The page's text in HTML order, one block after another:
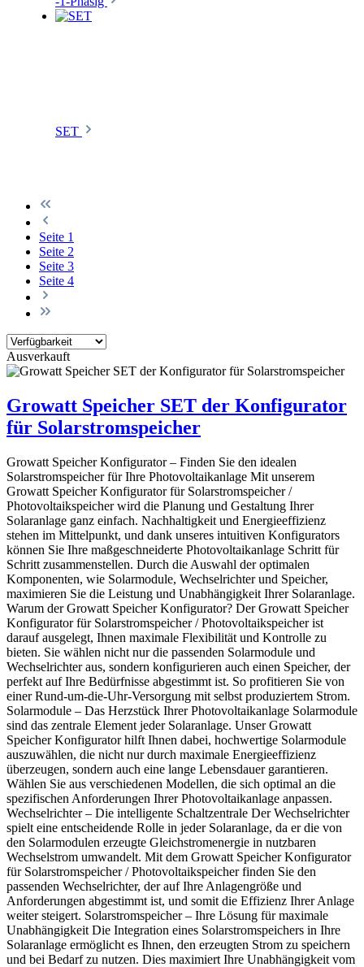
SET
Seite 1
Seite 2
Seite 3
Seite 4
Ausverkauft
Growatt Speicher SET der Konfigurator
für Solarstromspeicher
Growatt Speicher Konfigurator – Finden Sie den idealen
Solarstromspeicher für Ihre Photovoltaikanlage Mit unserem
Growatt Speicher Konfigurator für Solarstromspeicher /
Photovoltaikspeicher wird die Planung und Gestaltung Ihrer
Solaranlage ganz einfach. Nachhaltigkeit und Energieeffizienz
stehen im Mittelpunkt, und dank unseres intuitiven Konfigurators
können Sie Ihre maßgeschneiderte Photovoltaikanlage Schritt für
Schritt zusammenstellen. Durch die Auswahl der optimalen
Komponenten, wie Solarmodule, Wechselrichter und Speicher,
maximieren Sie die Leistung und Unabhängigkeit Ihrer Solaranlage.
Warum der Growatt Speicher Konfigurator? Der Growatt Speicher
Konfigurator für Solarstromspeicher / Photovoltaikspeicher ist
darauf ausgelegt, Ihnen maximale Flexibilität und Kontrolle zu
bieten. Sie wählen nicht nur die passenden Solarmodule und
Wechselrichter aus, sondern konfigurieren auch einen Speicher, der
perfekt auf Ihre Bedürfnisse abgestimmt ist. So profitieren Sie von
einer Rund-um-die-Uhr-Versorgung mit selbst produziertem Strom.
Solarmodule – Das Herzstück Ihrer Photovoltaikanlage Solarmodule
sind das zentrale Element jeder Solaranlage. Unser Growatt
Speicher Konfigurator hilft Ihnen dabei, hochwertige Solarmodule
auszuwählen, die nicht nur durch maximale Energieeffizienz
überzeugen, sondern auch eine lange Lebensdauer garantieren.
Wählen Sie aus verschiedenen Modellen, die sich optimal an die
spezifischen Anforderungen Ihrer Photovoltaikanlage anpassen.
Wechselrichter – Die intelligente Schaltzentrale Der Wechselrichter
spielt eine entscheidende Rolle in jeder Solaranlage, da er die von
den Solarmodulen erzeugte Gleichstromenergie in nutzbaren
Wechselstrom umwandelt. Mit dem Growatt Speicher Konfigurator
für Solarstromspeicher / Photovoltaikspeicher finden Sie den
passenden Wechselrichter, der auf Ihre Anlagengröße und
Anforderungen abgestimmt ist, und somit die Effizienz Ihrer Anlage
weiter steigert. Solarstromspeicher – Ihre Lösung für maximale
Unabhängigkeit Die Integration eines Solarstromspeichers in Ihre
Solaranlage ermöglicht es Ihnen, den erzeugten Strom zu speichern
und bei Bedarf zu nutzen. Dies maximiert Ihre Unabhängigkeit vom